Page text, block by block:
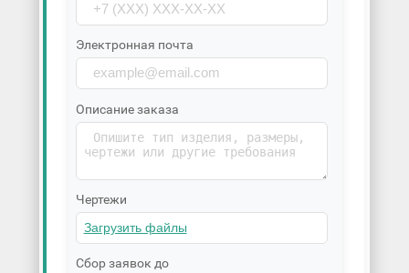
Электронная почта
Описание заказа
Чертежи
Сбор заявок до